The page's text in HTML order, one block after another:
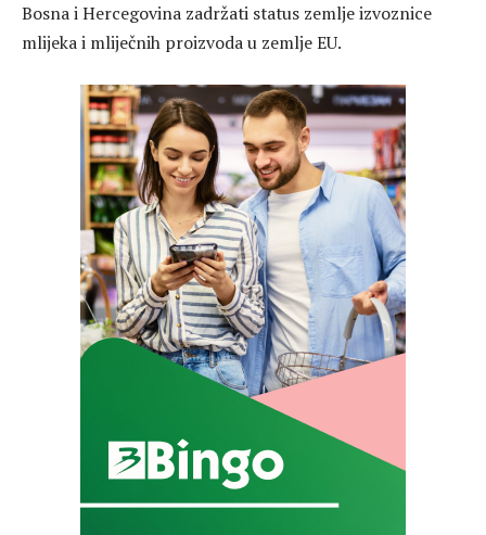
Bosna i Hercegovina zadržati status zemlje izvoznice
mlijeka i mliječnih proizvoda u zemlje EU.